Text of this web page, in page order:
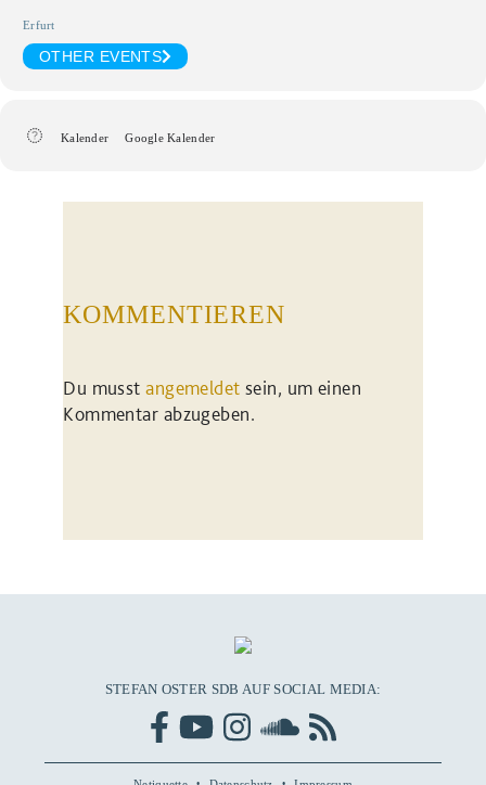
Erfurt
OTHER EVENTS
Kalender Google Kalender
KOMMENTIEREN
Du musstangemeldet sein, um einen
Kommentar abzugeben.
STEFAN OSTER SDB AUF SOCIAL MEDIA: